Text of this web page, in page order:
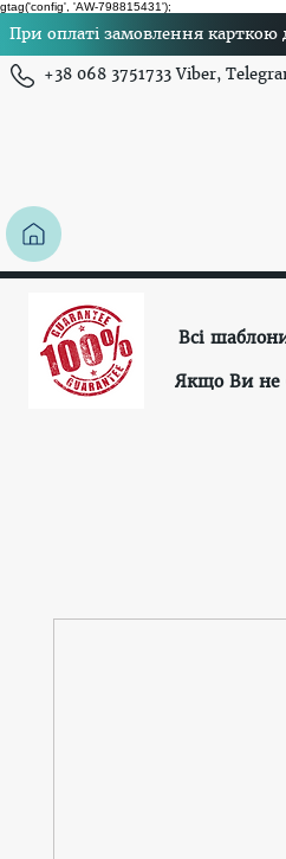
gtag('config', 'AW-798815431');
При оплаті замовлення карткою
+38 068 3751733 Viber,
Всі
Якщо Ви не